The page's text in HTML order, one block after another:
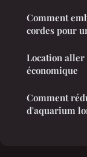
Comment
cordes pour
Location
économique
Comment
d'aquarium